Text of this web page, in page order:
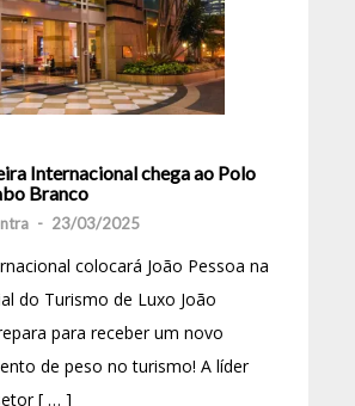
Internacional chega ao Polo
Branco
- 23/03/2025
colocará João Pessoa na
do Turismo de Luxo João
para receber um novo
de peso no turismo! A líder
[ … ]